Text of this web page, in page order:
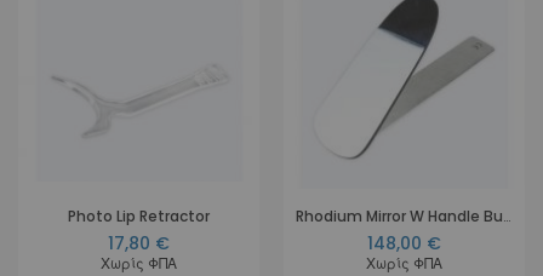
Photo Lip Retractor
17,80 €
Χωρίς ΦΠΑ
Rhodium Mirror W Handle Buccal
148,00 €
Χωρίς ΦΠΑ